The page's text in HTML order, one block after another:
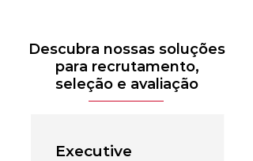
Descubra nossas soluções
para recrutamento,
seleção e avaliação
Executive